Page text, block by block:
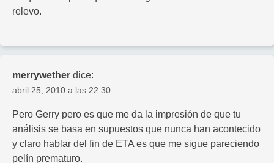
relevo.
merrywether dice:
abril 25, 2010 a las 22:30
Pero Gerry pero es que me da la impresión de que tu
análisis se basa en supuestos que nunca han acontecido
y claro hablar del fin de ETA es que me sigue pareciendo
pelín prematuro.